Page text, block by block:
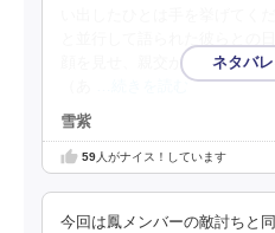
顔を見せ、親交が育まれるに
雪紫
59人がナイス！しています
今回は鳳メンバーの敵討ちと